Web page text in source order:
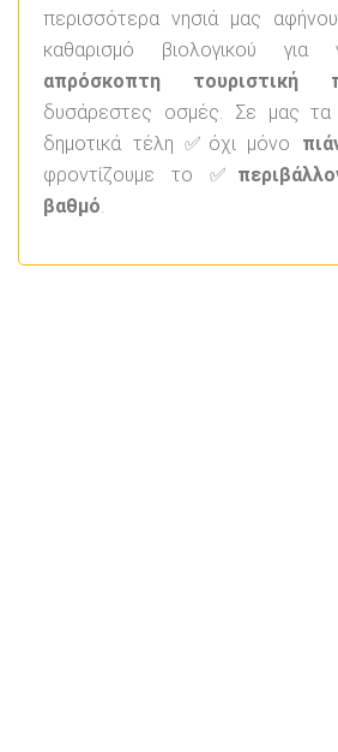
περισσότερα νησιά μας
καθαρισμό βιολογικού
απρόσκοπτη τουριστική
δυσάρεστες οσμές. Σε μας
δημοτικά τέλη ✅όχι μόνο
φροντίζουμε το ✅
βαθμό